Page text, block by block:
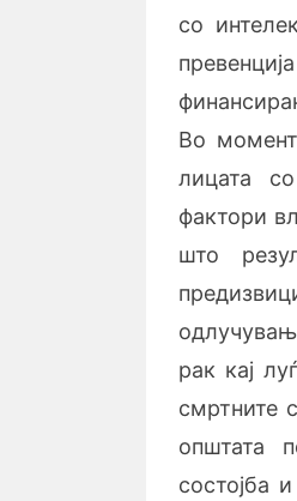
со
Во
лицата
фактори
што
рак кај
смртните
општата
состојба